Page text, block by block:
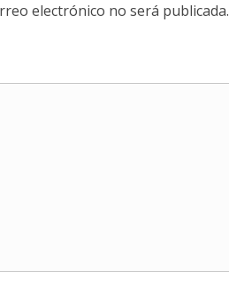
electrónico no será publicada.